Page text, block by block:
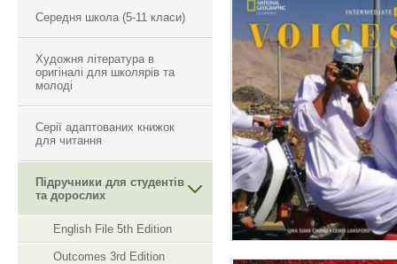
Середня школа (5-11 класи)
Художня література в
оригіналі для школярів та
молоді
Серії адаптованих книжок
для читання
Підручники для студентів
та дорослих
English File 5th Edition
Outcomes 3rd Edition
VOICES
INTERMEDIATE